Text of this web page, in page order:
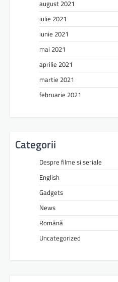
august 2021
iulie 2021
iunie 2021
mai 2021
aprilie 2021
martie 2021
februarie 2021
Categorii
Despre filme si seriale
English
Gadgets
News
Română
Uncategorized